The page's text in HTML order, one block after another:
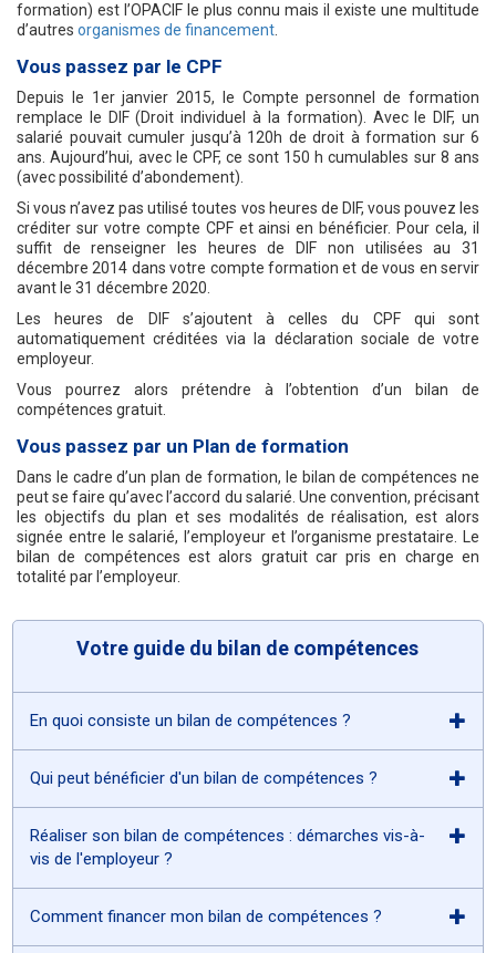
formation) est l’OPACIF le plus connu mais il existe une multitude
d’autres organismes de financement
Vous passez par le CPF
Depuis le 1er janvier 2015, le Compte personnel de formation
remplace le DIF (Droit individuel à la formation). Avec le DIF, un
salarié pouvait cumuler jusqu’à 120h de droit à formation sur 6
ans. Aujourd’hui, avec le CPF, ce sont 150 h cumulables sur 8 ans
(avec possibilité d’abondement).
Si vous n’avez pas utilisé toutes vos heures de DIF, vous pouvez les
créditer sur votre compte CPF et ainsi en bénéficier. Pour cela, il
suffit de renseigner les heures de DIF non utilisées au 31
décembre 2014 dans votre compte formation et de vous en servir
avant le 31 décembre 2020.
Les heures de DIF s’ajoutent à celles du CPF qui sont
automatiquement créditées via la déclaration sociale de votre
employeur.
Vous pourrez alors prétendre à l’obtention d’un bilan de
compétences gratuit.
Vous passez par un Plan de formation
Dans le cadre d’un plan de formation, le bilan de compétences ne
peut se faire qu’avec l’accord du salarié. Une convention, précisant
les objectifs du plan et ses modalités de réalisation, est alors
signée entre le salarié, l’employeur et l’organisme prestataire. Le
bilan de compétences est alors gratuit car pris en charge en
totalité par l’employeur.
Votre guide du bilan de compétences
En quoi consiste un bilan de compétences ?
Qui peut bénéficier d'un bilan de compétences ?
Réaliser son bilan de compétences : démarches vis-à-
vis de l'employeur ?
Comment financer mon bilan de compétences ?